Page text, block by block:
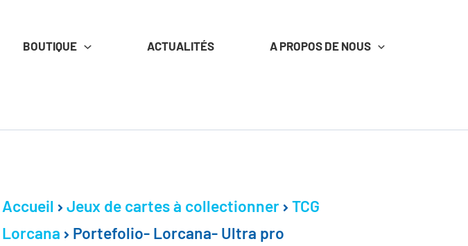
BOUTIQUE ACTUALITÉS A PROPOS DE NOUS
Accueil Jeux de cartes à collectionner
TCG
Lorcana
Portefolio- Lorcana- Ultra pro